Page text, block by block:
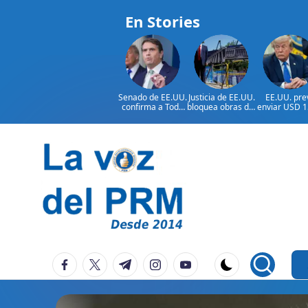
En Stories
Senado de EE.UU.
confirma a Todd
fiscal general
Justicia de EE.UU.
bloquea obras del
Trump
EE.UU.
enviar USD
ayuda a
contenido
eVoz
Del
PRM
facebook.com
twitter.com
t.me instagram.com
youtube.com